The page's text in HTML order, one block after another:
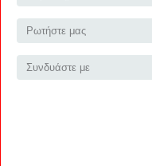
Ρωτήστε μας
Συνδυάστε με